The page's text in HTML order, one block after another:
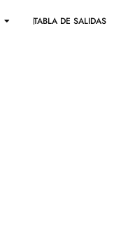
TABLA DE SALIDAS